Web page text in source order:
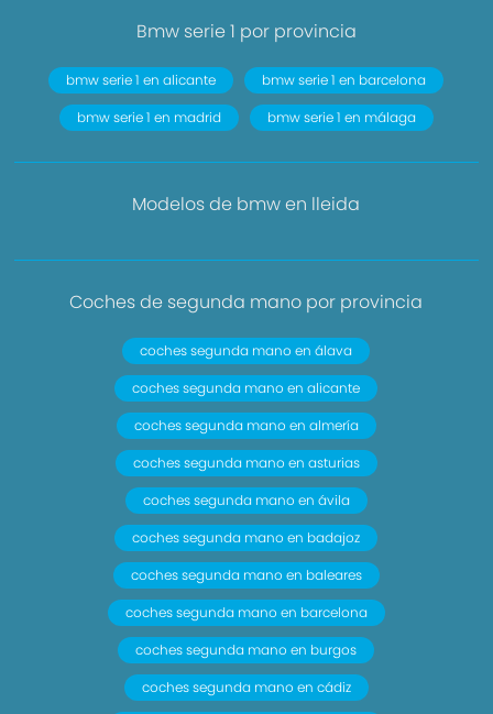
Bmw serie 1 por provincia
bmw serie 1 en alicante
bmw serie 1 en barcelona
bmw serie 1 en madrid
bmw serie 1 en málaga
Modelos de bmw en lleida
Coches de segunda mano por provincia
coches segunda mano en álava
coches segunda mano en alicante
coches segunda mano en almería
coches segunda mano en asturias
coches segunda mano en ávila
coches segunda mano en badajoz
coches segunda mano en baleares
coches segunda mano en barcelona
coches segunda mano en burgos
coches segunda mano en cádiz